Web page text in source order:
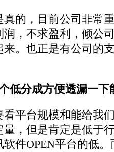
，目前公司非常
，不求盈利，倾公
。也正是有公司的
低分成方便透漏一
台规模和能给我
量，但是肯定是低于
件OPEN平台的低